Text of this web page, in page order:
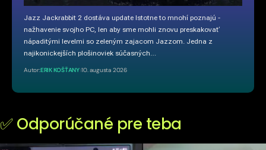
Jazz Jackrabbit 2 dostáva update Istotne to mnohí poznajú -
nažhavenie svojho PC, len aby sme mohli znovu preskakovať
nápaditými levelmi so zeleným zajacom Jazzom. Jedna z
najikonickejších plošinoviek súčasných…
Autor:ERIK KOŠŤANY 10. augusta 2026
✅ Odporúčané pre teba